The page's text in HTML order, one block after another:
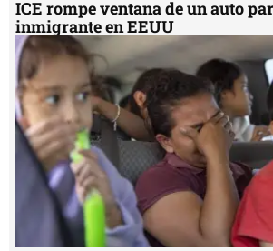
ESPECIALES
Migrantes desisten de asilo en
a Honduras
MIS TEMAS PREFERIDOS